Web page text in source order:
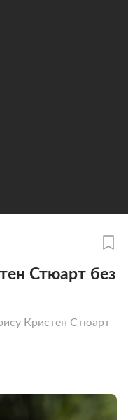
Стюарт без
Кристен Стюарт